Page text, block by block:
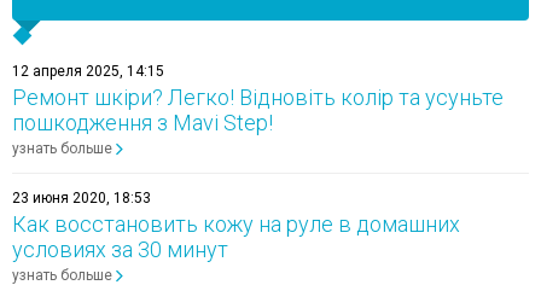
12 апреля 2025, 14:15
Ремонт шкіри? Легко! Відновіть колір та усуньте
пошкодження з Mavi Step!
узнать больше
23 июня 2020, 18:53
Как восстановить кожу на руле в домашних
условиях за 30 минут
узнать больше